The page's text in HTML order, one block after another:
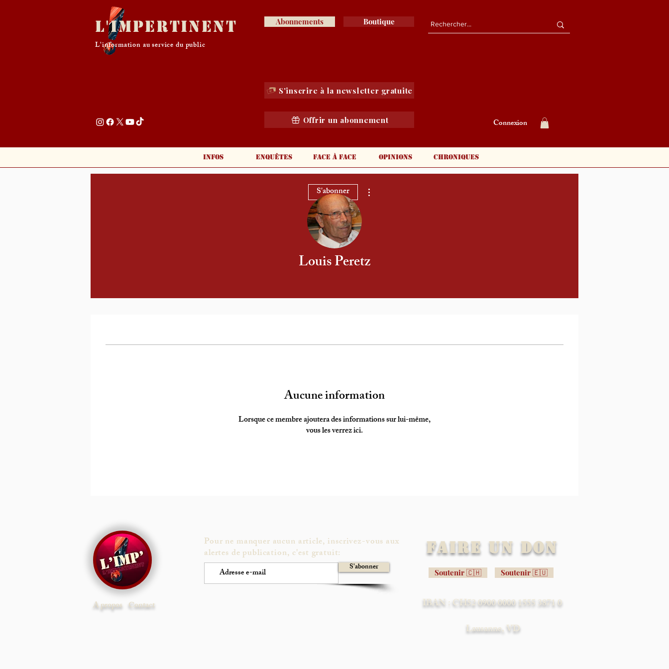
L'Impertinent
L'information au service du public
Abonnements Boutique
S'inscrire à la newsletter gratuite
Offrir un abonnement Connexion
Infos Enquêtes Face à face Opinions Chroniques
Aucune information
Lorsque ce membre ajoutera des informations sur lui-même,
vous les verrez ici.
Louis Peretz
S'abonner
A propos Contact
Pour ne manquer aucun article, inscrivez-vous aux
alertes de publication, c'est gratuit:
S'abonner
Faire un don
Soutenir 🇨🇭 Soutenir 🇪🇺
IBAN : CH52 0900 0000 1555 3871 0
Lausanne, VD